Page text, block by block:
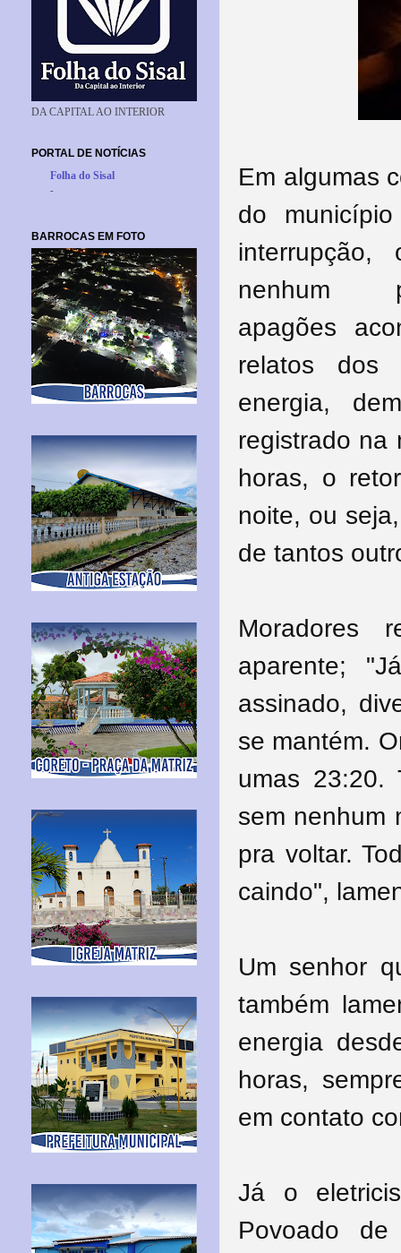
Em algumas
do
nenhum
apagões
relatos dos
energia,
registrado na
horas, o
noite, ou
de tantos
Moradores
aparente;
assinado,
se mantém.
umas 23:20.
sem nenhum
pra voltar.
caindo",
Um senhor
também
energia
horas,
em contato
Já o
Povoado
DA CAPITAL AO INTERIOR
PORTAL DE NOTÍCIAS
Folha do Sisal
-
BARROCAS EM FOTO